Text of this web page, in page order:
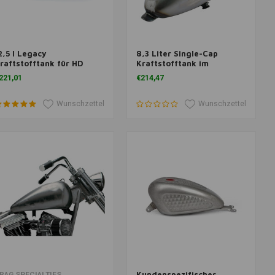
Warenkorb hinzufügen
l Legacy
für HD
XL 83-03
Wunschzettel
Zum Warenkorb hinzufügen
8,3 Liter Single-Cap
Kraftstofftank im
Wespenstil
€214,47
Wunschzettel